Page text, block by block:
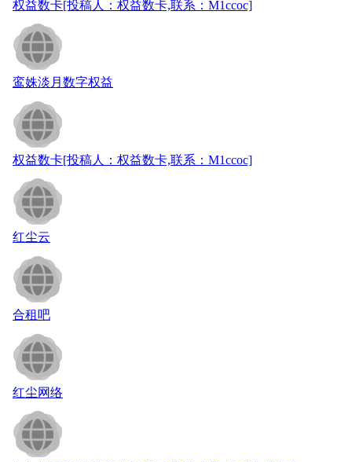
权益数卡[投稿人：权益数卡,联系：M1ccoc]
鸾姝淡月数字权益
权益数卡[投稿人：权益数卡,联系：M1ccoc]
红尘云
合租吧
红尘网络